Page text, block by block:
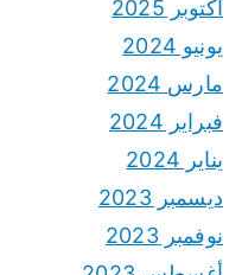
أكتوبر 2025
يونيو 2024
مارس 2024
فبراير 2024
يناير 2024
ديسمبر 2023
نوفمبر 2023